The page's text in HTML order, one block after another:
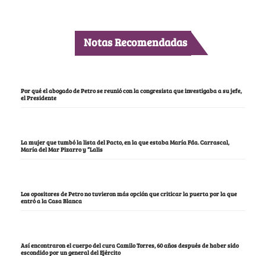
Notas Recomendadas
Por qué el abogado de Petro se reunió con la congresista que investigaba a su jefe,
el Presidente
La mujer que tumbó la lista del Pacto, en la que estaba María Fda. Carrascal,
María del Mar Pizarro y “Lalis
Los opositores de Petro no tuvieron más opción que criticar la puerta por la que
entró a la Casa Blanca
Así encontraron el cuerpo del cura Camilo Torres, 60 años después de haber sido
escondido por un general del Ejército